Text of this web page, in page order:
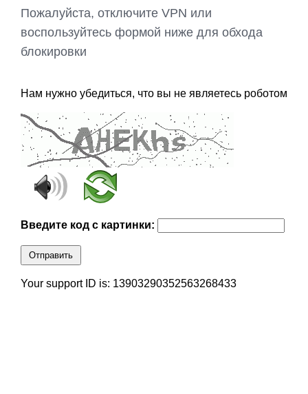
Пожалуйста, отключите VPN или
воспользуйтесь формой ниже для обхода
блокировки
Нам нужно убедиться, что вы не являетесь роботом
Введите код с картинки:
Отправить
Your support ID is: 13903290352563268433